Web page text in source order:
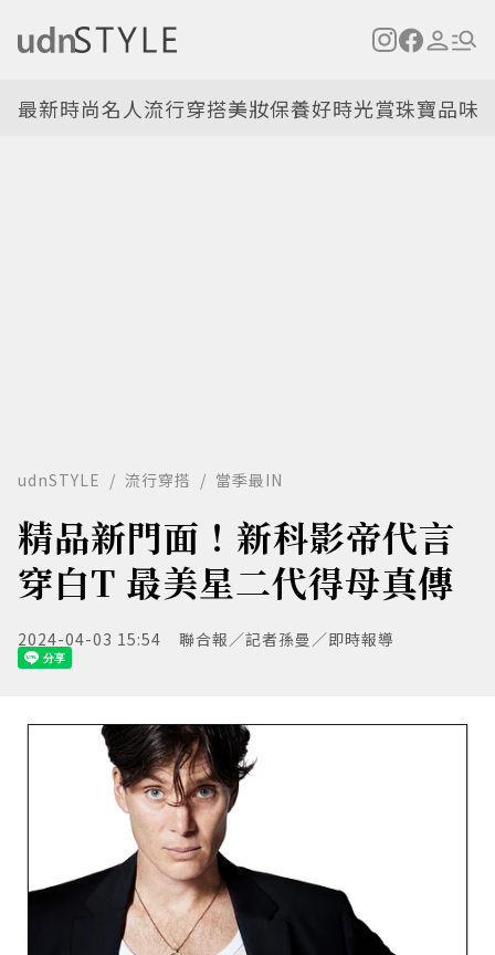
最新時尚名人流行穿搭美妝保養好時光賞珠寶品味
udnSTYLE 流行穿搭 當季最IN
精品新門面！新科影帝代言
穿白T 最美星二代得母真傳
2024-04-03 15:54 聯合報／記者孫曼／即時報導